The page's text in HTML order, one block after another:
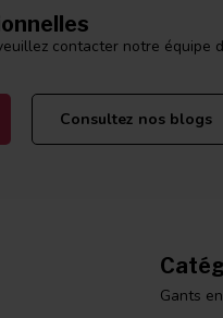
contacter notre équipe
Consultez nos blogs
Gants